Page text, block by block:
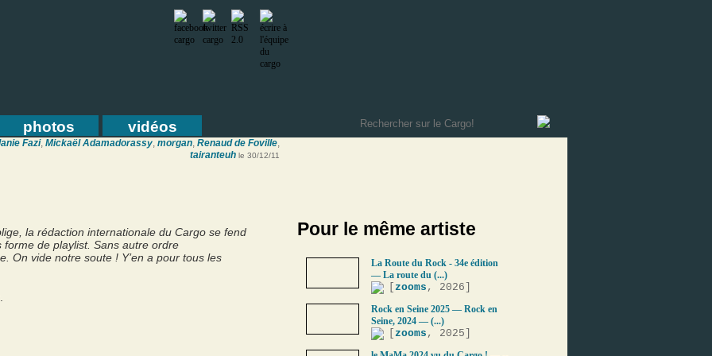
photos vidéos
Fazi, Mickaël Adamadorassy, morgan, Renaud de Foville,
tairanteuh le 30/12/11
la rédaction internationale du Cargo se fend
forme de playlist. Sans autre ordre
On vide notre soute ! Y’en a pour tous les
Pour le même artiste
La Route du Rock - 34e édition
— La route du (...)
zooms , 2026]
Rock en Seine 2025 — Rock en
Seine, 2024 — (...)
zooms , 2025]